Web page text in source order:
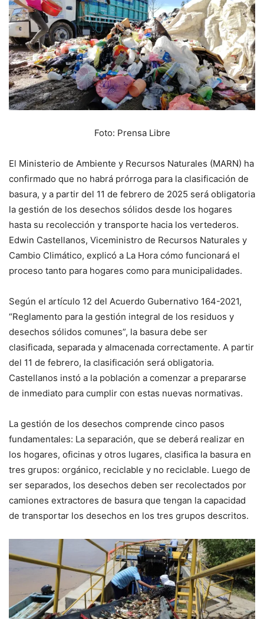
Foto: Prensa Libre
El Ministerio de Ambiente y Recursos Naturales (MARN) ha
confirmado que no habrá prórroga para la clasificación de
basura, y a partir del 11 de febrero de 2025 será obligatoria
la gestión de los desechos sólidos desde los hogares
hasta su recolección y transporte hacia los vertederos.
Edwin Castellanos, Viceministro de Recursos Naturales y
Cambio Climático, explicó a La Hora cómo funcionará el
proceso tanto para hogares como para municipalidades.
Según el artículo 12 del Acuerdo Gubernativo 164-2021,
“Reglamento para la gestión integral de los residuos y
desechos sólidos comunes”, la basura debe ser
clasificada, separada y almacenada correctamente. A partir
del 11 de febrero, la clasificación será obligatoria.
Castellanos instó a la población a comenzar a prepararse
de inmediato para cumplir con estas nuevas normativas.
La gestión de los desechos comprende cinco pasos
fundamentales: La separación, que se deberá realizar en
los hogares, oficinas y otros lugares, clasifica la basura en
tres grupos: orgánico, reciclable y no reciclable. Luego de
ser separados, los desechos deben ser recolectados por
camiones extractores de basura que tengan la capacidad
de transportar los desechos en los tres grupos descritos.